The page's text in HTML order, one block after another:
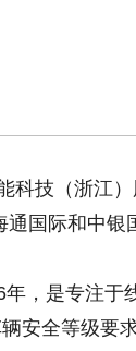
科技（浙江
国际和中银
，是专注于
安全等级要